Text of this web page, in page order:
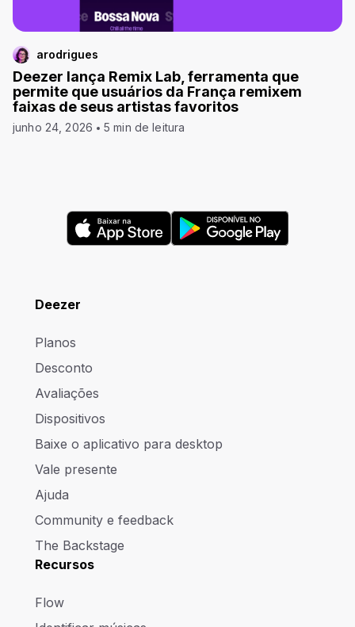
arodrigues
Deezer lança Remix Lab, ferramenta que
permite que usuários da França remixem
faixas de seus artistas favoritos
junho 24, 2026 5 min de leitura
Deezer
Planos
Desconto
Avaliações
Dispositivos
Baixe o aplicativo para desktop
Vale presente
Ajuda
Community e feedback
The Backstage
Recursos
Flow